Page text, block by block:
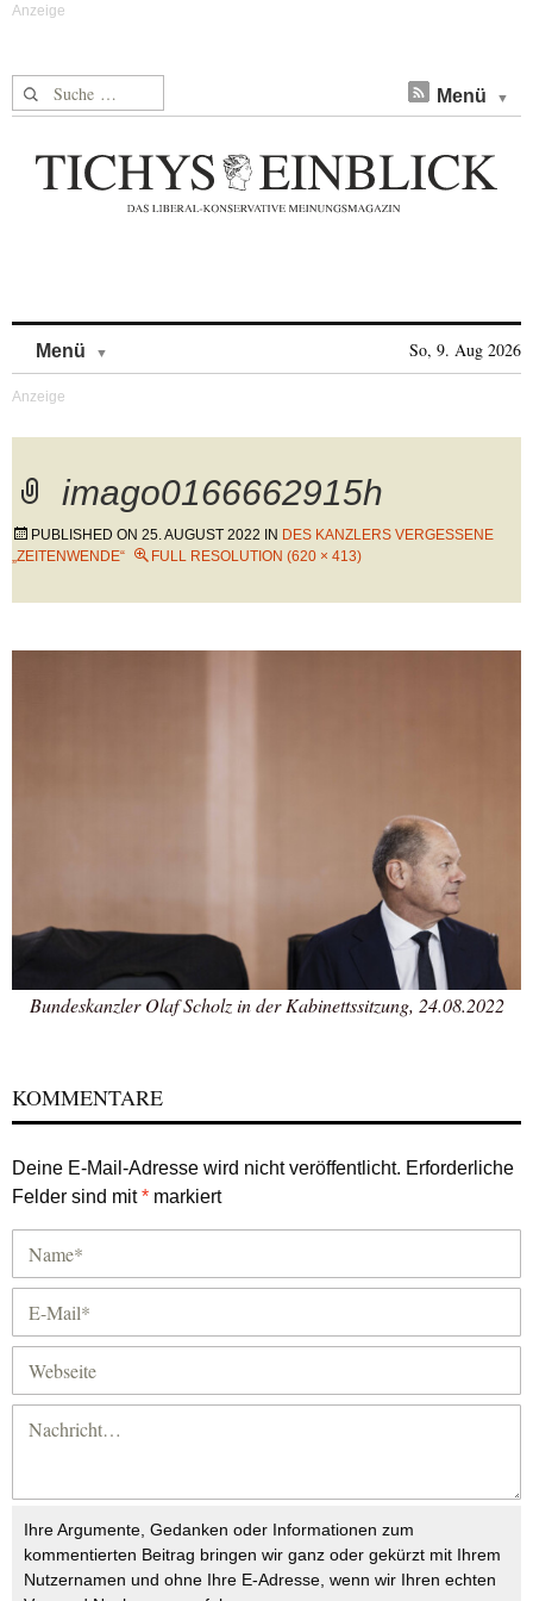
Suche nach: Menü
Menü So, 9. Aug 2026
imago0166662915h
PUBLISHED ON 25. AUGUST 2022 IN DES KANZLERS VERGESSENE
„ZEITENWENDE“
FULL RESOLUTION (620 × 413)
Bundeskanzler Olaf Scholz in der Kabinettssitzung, 24.08.2022
KOMMENTARE
Deine E-Mail-Adresse wird nicht veröffentlicht. Erforderliche
Felder sind mit* markiert
Ihre Argumente, Gedanken oder Informationen zum
kommentierten Beitrag bringen wir ganz oder gekürzt mit Ihrem
Nutzernamen und ohne Ihre E-Adresse, wenn wir Ihren echten